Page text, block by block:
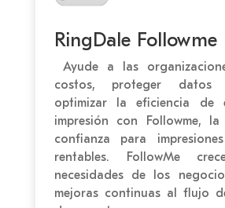
RingDale Followme
Ayude a las
costos, proteger datos
optimizar la eficiencia de
impresión con Followme,
confianza para
rentables. FollowMe
necesidades de los
mejoras continuas al flujo